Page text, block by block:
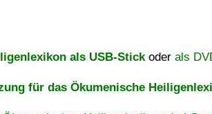
als USB-Stickoder als
für das Ökumenische